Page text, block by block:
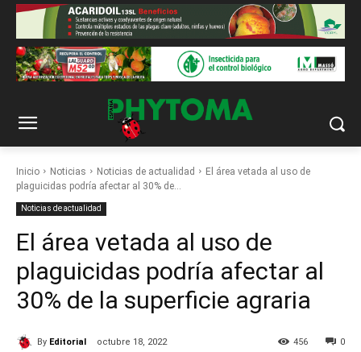
Inicio Noticias Noticias de actualidad
El área vetada al uso de
plaguicidas podría afectar al 30% de...
Noticias de actualidad
El área vetada al uso de
plaguicidas podría afectar al
30% de la superficie agraria
By Editorial octubre 18, 2022 0
456